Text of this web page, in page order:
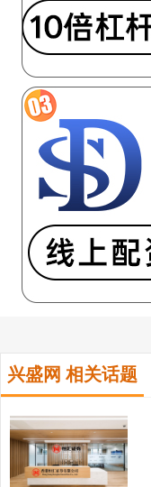
兴盛网 相关话题